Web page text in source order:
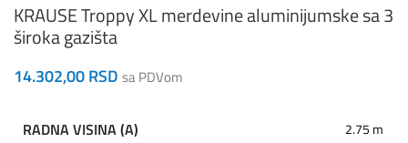
KRAUSE Troppy XL merdevine aluminijumske sa 3
široka gazišta
14.302,00RSD sa PDVom
RADNA VISINA (A) 2.75 m